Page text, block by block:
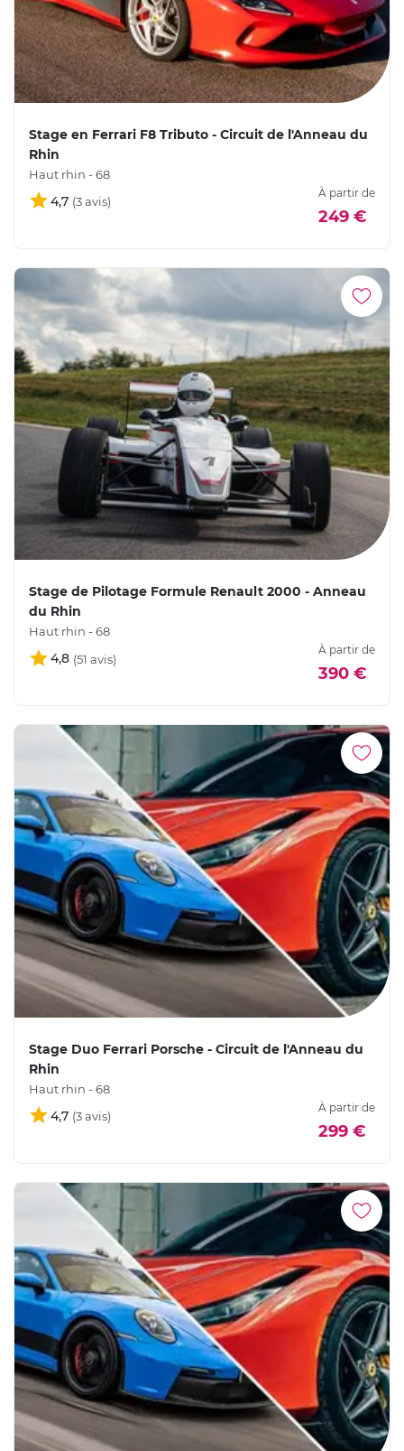
Stage en Ferrari F8 Tributo - Circuit de l'Anneau du
Rhin
Haut rhin - 68
4,7
À partir de
249 €
Stage de Pilotage Formule Renault 2000 - Anneau
du Rhin
Haut rhin - 68
4,8
À partir de
390 €
Stage Duo Ferrari Porsche - Circuit de l'Anneau du
Rhin
Haut rhin - 68
4,7
À partir de
299 €